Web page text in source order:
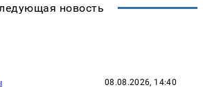
новость
08.08.2026, 14:40